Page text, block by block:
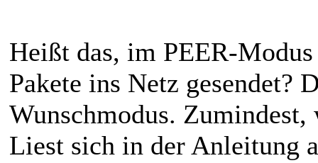
Heißt das, im PEER-
Pakete ins Netz gesendet?
Wunschmodus.
Liest sich in der Anleitung